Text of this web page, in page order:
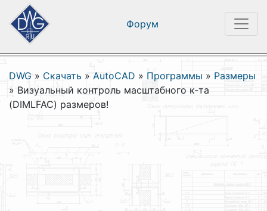
Форум
DWG » Скачать » AutoCAD » Программы » Размеры
» Визуальный контроль масштабного к-та
(DIMLFAC) размеров!